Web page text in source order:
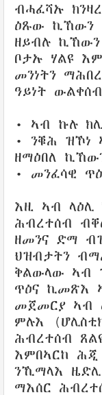
ብሓፈሻኡ
ዕጹው ኪኸውን
ዘይብሉ ኪኸውን
ቦታኡ ሃልዩ
መንነትን
ዓይነት
• ኣብ ኩሉ
• ንቑሕ ዝኾነ
ዘማዕበለ
• መንፈሳዊ
እዚ ኣብ ላዕሊ
ሕብረተሰብ
ዘመንና ድማ
ህዝብታትን
ቅልውላው ኣብ
ጥዕና ኪመጽእ
መጀመርያ ኣብ
ምሉእ
ሕብረተሰብ
እምበኣርከ ሕጂ
ንኺማላእ ዜድሊ
ማእሰር